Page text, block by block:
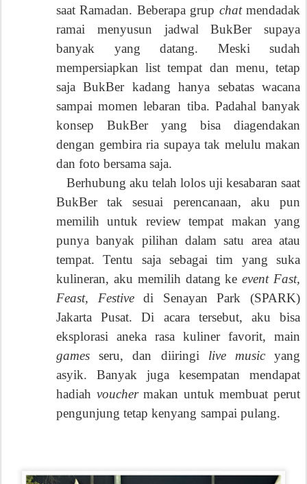
saat Ramadan. Beberapa grup chatmendadak
ramai menyusun jadwal BukBer supaya
banyak yang datang. Meski sudah
mempersiapkan list tempat dan menu, tetap
saja BukBer kadang hanya sebatas wacana
sampai momen lebaran tiba. Padahal banyak
konsep BukBer yang bisa diagendakan
dengan gembira ria supaya tak melulu makan
dan foto bersama saja.
Berhubung aku telah lolos uji kesabaran saat
BukBer tak sesuai perencanaan, aku pun
memilih untuk review tempat makan yang
punya banyak pilihan dalam satu area atau
tempat. Tentu saja sebagai tim yang suka
kulineran, aku memilih datang keevent Fast,
Feast, Festivedi Senayan Park (SPARK)
Jakarta Pusat. Di acara tersebut, aku bisa
eksplorasi aneka rasa kuliner favorit, main
games seru, dan diiringi live musicyang
asyik. Banyak juga kesempatan mendapat
hadiah vouchermakan untuk membuat perut
pengunjung tetap kenyang sampai pulang.